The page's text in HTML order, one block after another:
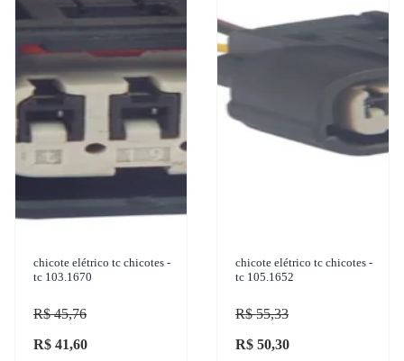
chicote elétrico tc chicotes -
tc 103.1670
R$ 45,76
R$ 41,60
chicote elétrico tc chicotes -
tc 105.1652
R$ 55,33
R$ 50,30